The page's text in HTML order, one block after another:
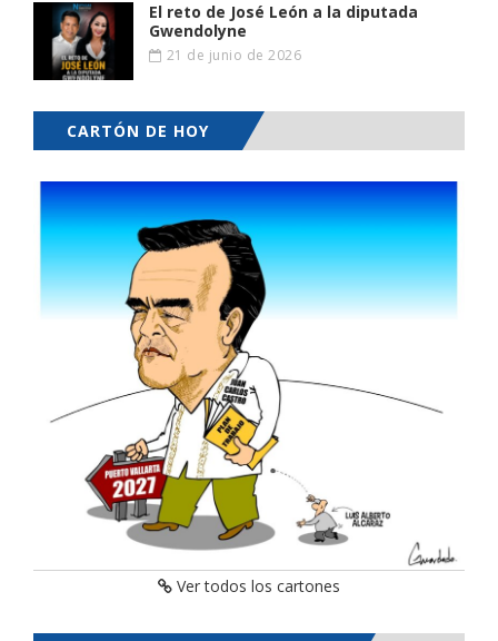
El reto de José León a la diputada
Gwendolyne
21 de junio de 2026
CARTÓN DE HOY
Ver todos los cartones